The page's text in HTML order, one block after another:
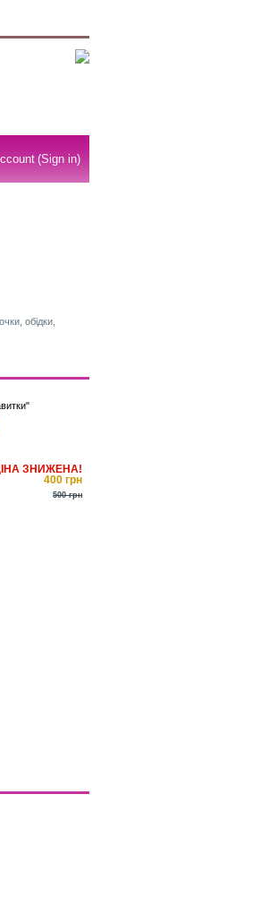
(Sign in)
обідки,
ЗНИЖЕНА!
400 грн
500 грн